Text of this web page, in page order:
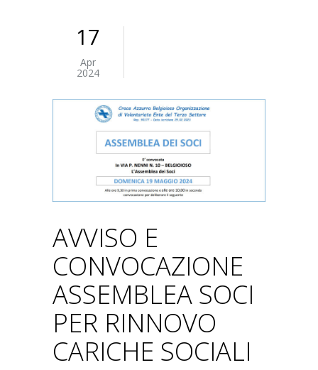
17
Apr
2024
AVVISO E
CONVOCAZIONE
ASSEMBLEA SOCI
PER RINNOVO
CARICHE SOCIALI